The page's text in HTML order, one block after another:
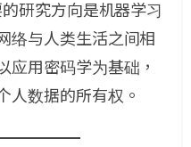
研究方向是机器学习
络与人类生活之间相
应用密码学为基础，
人数据的所有权。